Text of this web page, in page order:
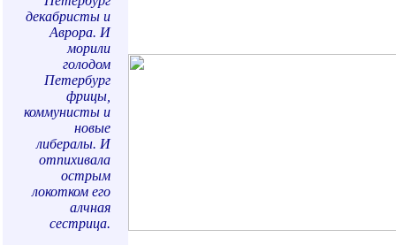
декабристы и
Аврора. И
морили
голодом
Петербург
фрицы,
коммунисты и
новые
либералы. И
отпихивала
острым
локотком его
алчная
сестрица.